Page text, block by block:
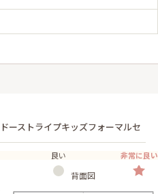
ーストライプキッズフォーマルセ
良い 非常に良い
背面図